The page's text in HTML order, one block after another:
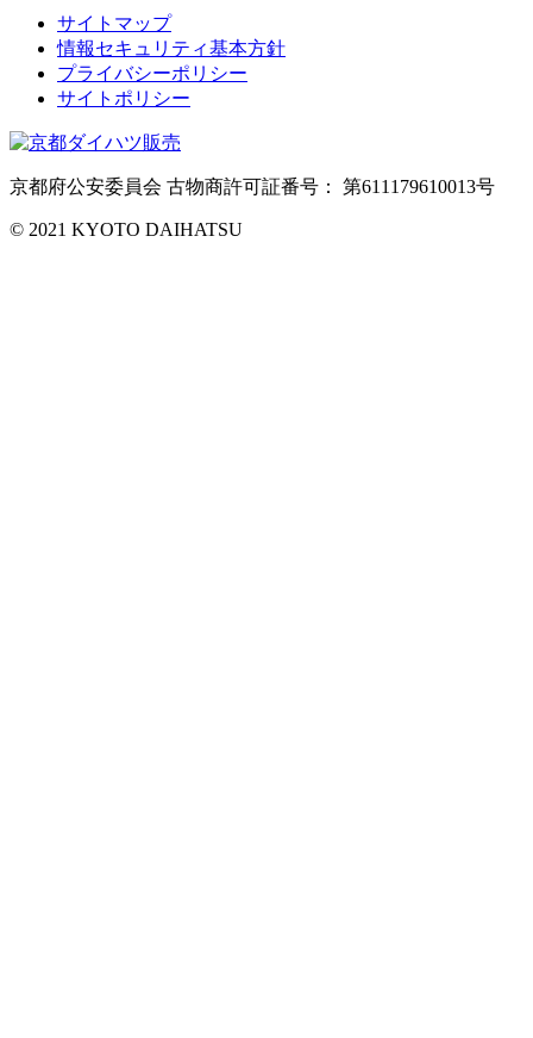
サイトマップ
情報セキュリティ基本方針
プライバシーポリシー
サイトポリシー
京都府公安委員会 古物商許可証番号： 第611179610013号
© 2021 KYOTO DAIHATSU